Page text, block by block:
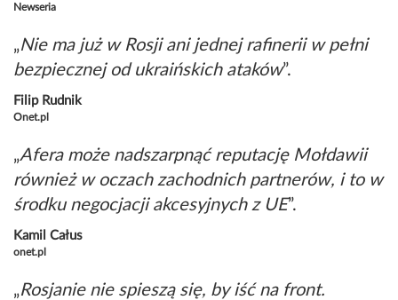
Newseria
Nie ma już w Rosji ani jednej rafinerii w pełni
bezpiecznej od ukraińskich ataków
Filip Rudnik
Onet.pl
Afera może nadszarpnąć reputację Mołdawii
również w oczach zachodnich partnerów, i to w
środku negocjacji akcesyjnych z UE
Kamil Całus
onet.pl
Rosjanie nie spieszą się, by iść na front.